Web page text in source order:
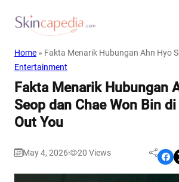
Home » Fakta Menarik Hubungan Ahn Hyo
Entertainment
Fakta Menarik Hubungan
Seop dan Chae Won Bin
Out You
May 4, 2026 20 Views Share on Facebook